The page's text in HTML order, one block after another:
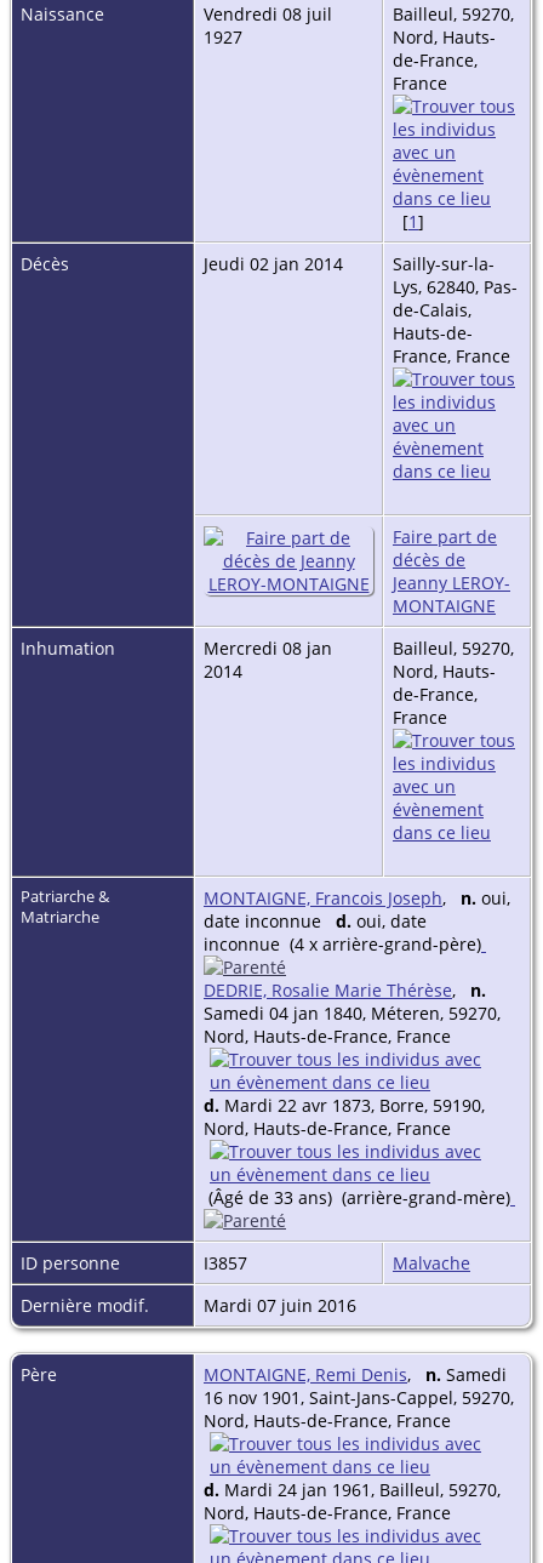
Naissance
Vendredi 08 juil
1927
Bailleul, 59270,
Nord, Hauts-
de-France,
France
[1]
Décès
Jeudi 02 jan 2014
Sailly-sur-la-
Lys, 62840, Pas-
de-Calais,
Hauts-de-
France, France
Faire part de
décès de
Jeanny LEROY-
MONTAIGNE
Inhumation
Mercredi 08 jan
2014
Bailleul, 59270,
Nord, Hauts-
de-France,
France
Patriarche &
Matriarche
MONTAIGNE, Francois Joseph, n. oui,
date inconnue d. oui, date
inconnue (4 x arrière-grand-père)
DEDRIE, Rosalie Marie Thérèse, n.
Samedi 04 jan 1840, Méteren, 59270,
Nord, Hauts-de-France, France
d. Mardi 22 avr 1873, Borre, 59190,
Nord, Hauts-de-France, France
(Âgé de 33 ans) (arrière-grand-mère)
ID personne I3857
Malvache
Dernière modif.
Mardi 07 juin 2016
Père MONTAIGNE, Remi Denis, n. Samedi
16 nov 1901, Saint-Jans-Cappel, 59270,
Nord, Hauts-de-France, France
d. Mardi 24 jan 1961, Bailleul, 59270,
Nord, Hauts-de-France, France